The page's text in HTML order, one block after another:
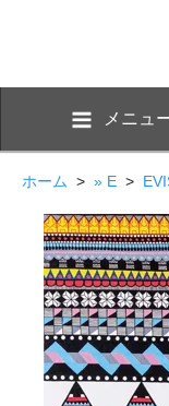
メニュ
ホーム > » E >